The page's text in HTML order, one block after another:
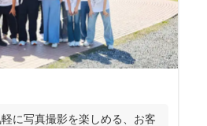
に写真撮影を楽しめる、お客